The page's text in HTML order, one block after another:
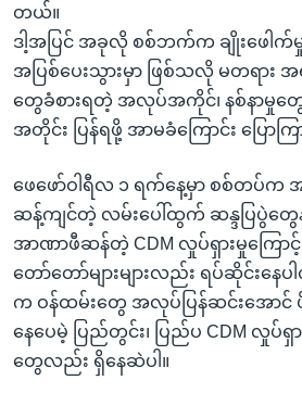
တယ်။
ဒါ့အပြင် အခုလို စစ်ဘက်က ချိုးဖေါ
အပြစ်ပေးသွားမှာ ဖြစ်သလို မတရား
တွေခံစားရတဲ့ အလုပ်အကိုင်၊ နစ်နာ
အတိုင်း ပြန်ရဖို့ အာမခံကြောင်း ပြောက
ဖေဖော်ဝါရီလ ၁ ရက်နေ့မှာ စစ်တပ်က
ဆန့်ကျင်တဲ့ လမ်းပေါ်ထွက် ဆန္ဒပြပွဲ
အာဏာဖီဆန်တဲ့ CDM လှုပ်ရှားမှုကြော
တော်တော်များများလည်း ရပ်ဆိုင်းန
က ဝန်ထမ်းတွေ အလုပ်ပြန်ဆင်းအောင် ဖိ
နေပေမဲ့ ပြည်တွင်း၊ ပြည်ပ CDM လှုပ်ရှ
တွေလည်း ရှိနေဆဲပါ။